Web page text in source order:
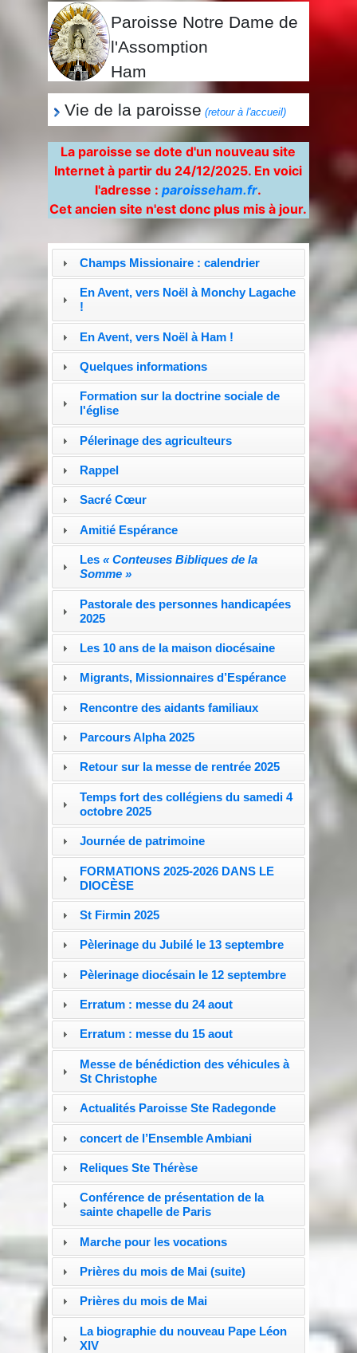
Paroisse Notre Dame de
l'Assomption
Ham
Vie de la paroisse (retour à l'accueil)
La paroisse se dote d'un nouveau site
Internet à partir du 24/12/2025. En voici
l'adresse :paroisseham.fr.
Cet ancien site n'est donc plus mis à jour.
Champs Missionaire : calendrier
En Avent, vers Noël à Monchy Lagache
!
En Avent, vers Noël à Ham !
Quelques informations
Formation sur la doctrine sociale de
l'église
Pélerinage des agriculteurs
Rappel
Sacré Cœur
Amitié Espérance
Les « Conteuses Bibliques de la
Somme »
Pastorale des personnes handicapées
2025
Les 10 ans de la maison diocésaine
Migrants, Missionnaires d’Espérance
Rencontre des aidants familiaux
Parcours Alpha 2025
Retour sur la messe de rentrée 2025
Temps fort des collégiens du samedi 4
octobre 2025
Journée de patrimoine
FORMATIONS 2025-2026 DANS LE
DIOCÈSE
St Firmin 2025
Pèlerinage du Jubilé le 13 septembre
Pèlerinage diocésain le 12 septembre
Erratum : messe du 24 aout
Erratum : messe du 15 aout
Messe de bénédiction des véhicules à
St Christophe
Actualités Paroisse Ste Radegonde
concert de l’Ensemble Ambiani
Reliques Ste Thérèse
Conférence de présentation de la
sainte chapelle de Paris
Marche pour les vocations
Prières du mois de Mai (suite)
Prières du mois de Mai
La biographie du nouveau Pape Léon
XIV